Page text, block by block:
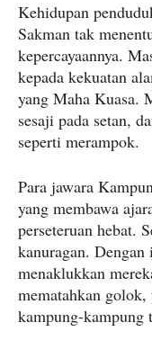
Kehidupan
Sakman tak
kepercayaannya.
kepada kekuatan
yang Maha Kuasa.
sesaji pada setan,
seperti merampok.
Para jawara
yang membawa
perseteruan hebat.
kanuragan.
menaklukkan
mematahkan
kampung-kampung